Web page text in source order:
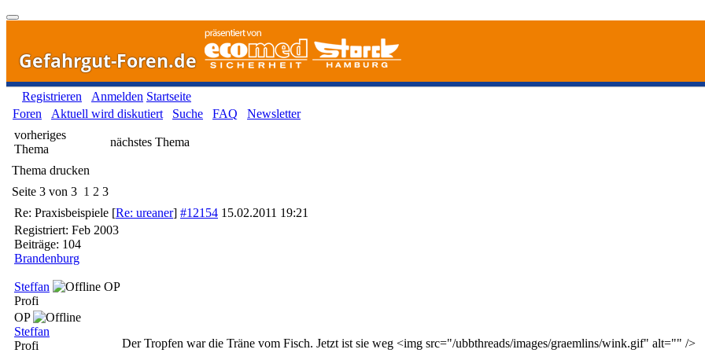
Gefahrgut-Foren.de
Registrieren Anmelden Startseite
Foren
Aktuell wird diskutiert Suche FAQ
Newsletter
vorheriges
Thema
nächstes Thema
Thema drucken
Seite 3 von 3 1 2 3
Re: Praxisbeispiele [Re: ureaner] #12154 15.02.2011 19:21
Registriert: Feb 2003
Beiträge: 104
Brandenburg
Steffan
OP
Profi
OP
Steffan
Profi
Der Tropfen war die Träne vom Fisch. Jetzt ist sie weg <img src="/ubbthreads/images/graemlins/wink.gif" alt="" />